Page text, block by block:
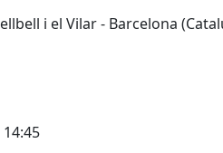
i el Vilar - Barcelona